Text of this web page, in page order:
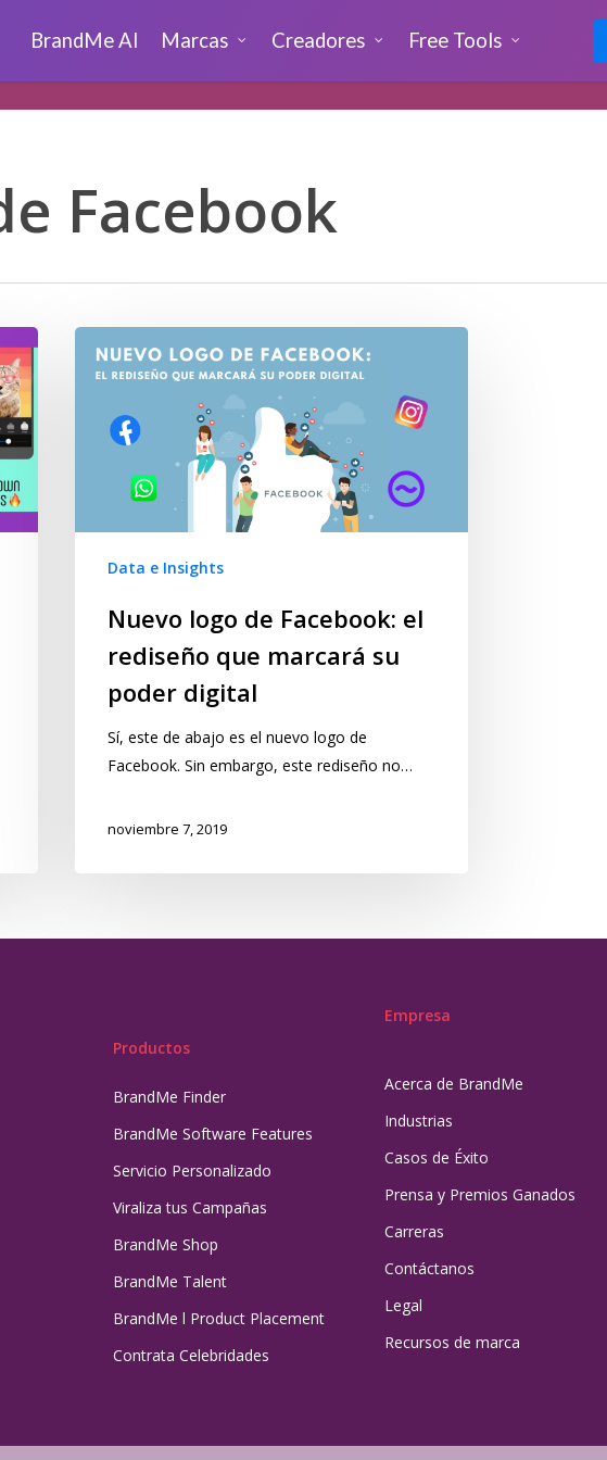
BrandMe AI Marcas Creadores Free Tools
Facebook
Data e Insights
Nuevo logo de Facebook: el
rediseño que marcará su
poder digital
Sí, este de abajo es el nuevo logo de
Facebook. Sin embargo, este rediseño no…
noviembre 7, 2019
Productos
BrandMe Finder
BrandMe Software Features
Servicio Personalizado
Viraliza tus Campañas
BrandMe Shop
BrandMe Talent
BrandMe l Product Placement
Contrata Celebridades
Empresa
Acerca de BrandMe
Industrias
Casos de Éxito
Prensa y Premios Ganados
Carreras
Contáctanos
Legal
Recursos de marca